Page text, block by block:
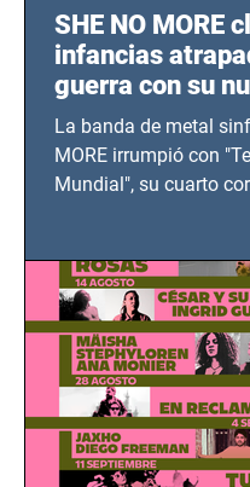
SHE NO MORE
infancias
guerra con su
TERCERA
MUNDIAL
La banda de metal
MORE irrumpió con
Mundial", su cuarto
bélicos.